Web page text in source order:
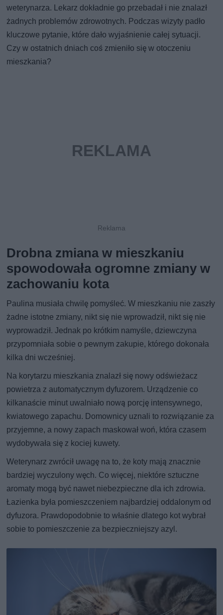
weterynarza. Lekarz dokładnie go przebadał i nie znalazł
żadnych problemów zdrowotnych. Podczas wizyty padło
kluczowe pytanie, które dało wyjaśnienie całej sytuacji.
Czy w ostatnich dniach coś zmieniło się w otoczeniu
mieszkania?
Drobna zmiana w mieszkaniu
spowodowała ogromne zmiany w
zachowaniu kota
Paulina musiała chwilę pomyśleć. W mieszkaniu nie zaszły
żadne istotne zmiany, nikt się nie wprowadził, nikt się nie
wyprowadził. Jednak po krótkim namyśle, dziewczyna
przypomniała sobie o pewnym zakupie, którego dokonała
kilka dni wcześniej.
Na korytarzu mieszkania znalazł się nowy odświeżacz
powietrza z automatycznym dyfuzorem. Urządzenie co
kilkanaście minut uwalniało nową porcję intensywnego,
kwiatowego zapachu. Domownicy uznali to rozwiązanie za
przyjemne, a nowy zapach maskował woń, która czasem
wydobywała się z kociej kuwety.
Weterynarz zwrócił uwagę na to, że koty mają znacznie
bardziej wyczulony węch. Co więcej, niektóre sztuczne
aromaty mogą być nawet niebezpieczne dla ich zdrowia.
Łazienka była pomieszczeniem najbardziej oddalonym od
dyfuzora. Prawdopodobnie to właśnie dlatego kot wybrał
sobie to pomieszczenie za bezpieczniejszy azyl.